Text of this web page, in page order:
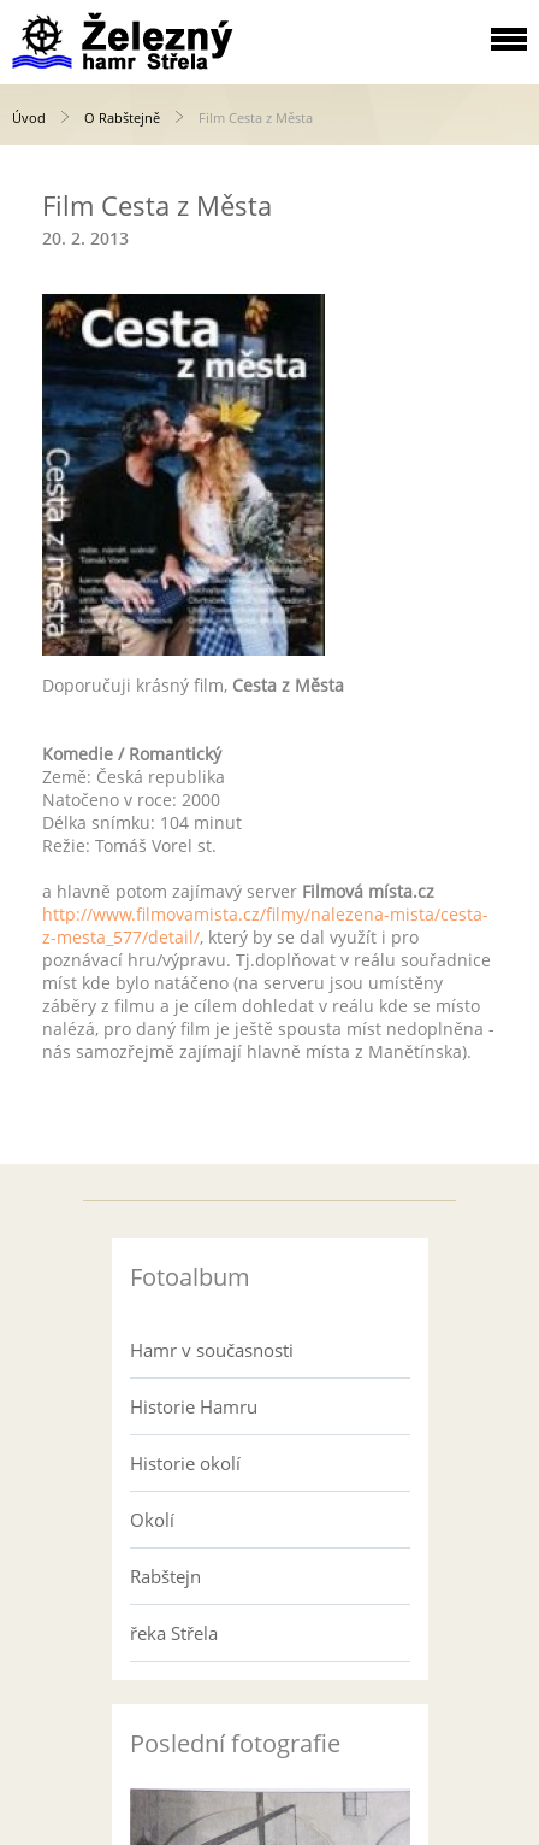
Úvod O Rabštejně Film Cesta z Města
Film Cesta z Města
20. 2. 2013
Doporučuji krásný film, Cesta z Města
Komedie / Romantický
Země: Česká republika
Natočeno v roce: 2000
Délka snímku: 104 minut
Režie: Tomáš Vorel st.
a hlavně potom zajímavý server Filmová místa.cz
http://www.filmovamista.cz/filmy/nalezena-mista/cesta-
z-mesta_577/detail/, který by se dal využít i pro
poznávací hru/výpravu. Tj.doplňovat v reálu souřadnice
míst kde bylo natáčeno (na serveru jsou umístěny
záběry z filmu a je cílem dohledat v reálu kde se místo
nalézá, pro daný film je ještě spousta míst nedoplněna -
nás samozřejmě zajímají hlavně místa z Manětínska).
Fotoalbum
Hamr v současnosti
Historie Hamru
Historie okolí
Okolí
Rabštejn
řeka Střela
Poslední fotografie